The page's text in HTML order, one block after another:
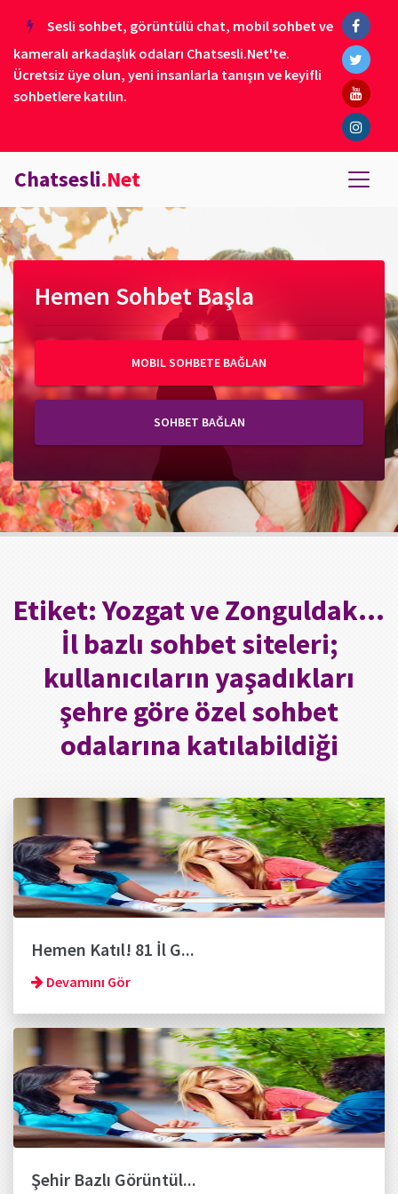
Sesli sohbet, görüntülü chat, mobil sohbet ve
kameralı arkadaşlık odaları Chatsesli.Net'te.
Ücretsiz üye olun, yeni insanlarla tanışın ve keyifli
sohbetlere katılın.
Chatsesli.Net
Hemen Sohbet Başla
MOBIL SOHBETE BAĞLAN
SOHBET BAĞLAN
Etiket:Yozgat ve Zonguldak…
İl bazlı sohbet siteleri;
kullanıcıların yaşadıkları
şehre göre özel sohbet
odalarına katılabildiği
Hemen Katıl! 81 İl G...
Devamını Gör
Şehir Bazlı Görüntül...